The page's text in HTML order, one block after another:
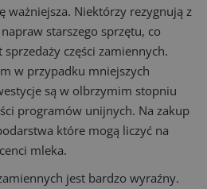
ważniejsza. Niektórzy rezygnują z
starszego sprzętu, co
części zamiennych.
w przypadku mniejszych
są w olbrzymim stopniu
programów unijnych. Na zakup
które mogą liczyć na
mleka.
jest bardzo wyraźny.